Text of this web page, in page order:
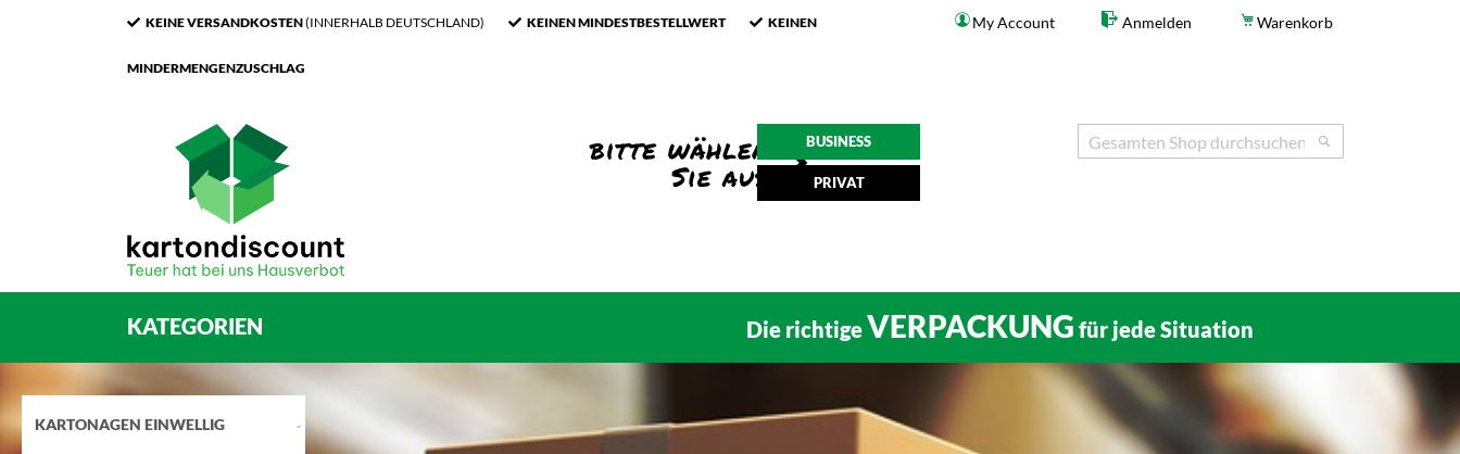
KEINE VERSANDKOSTEN(INNERHALB DEUTSCHLAND) KEINEN MINDESTBESTELLWERT KEINEN
MINDERMENGENZUSCHLAG
My Account Anmelden Warenkorb
BUSINESS
PRIVAT
Search
KATEGORIEN Die richtigeVERPACKUNG für jede Situation
KARTONAGEN EINWELLIG